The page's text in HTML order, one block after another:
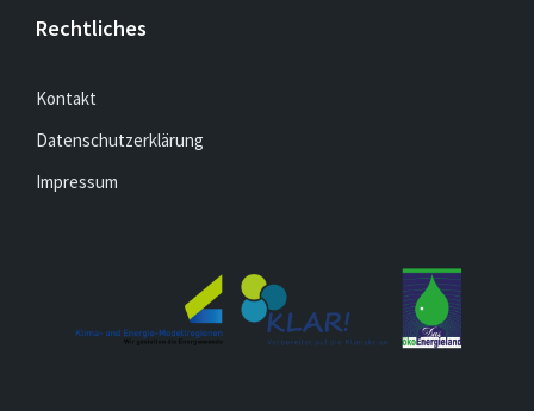
Rechtliches
Kontakt
Datenschutzerklärung
Impressum